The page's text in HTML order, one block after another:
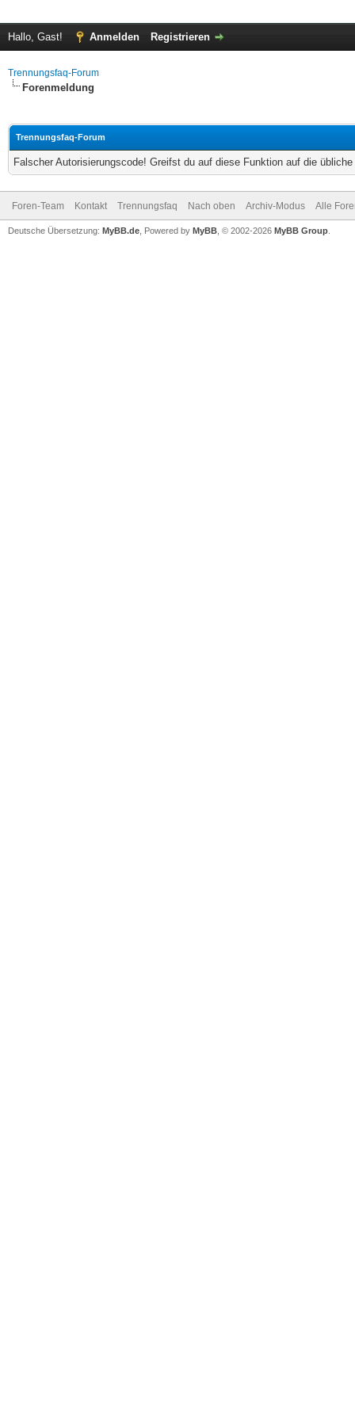
Hallo, Gast! Anmelden Registrieren
Trennungsfaq-Forum
Forenmeldung
Trennungsfaq-Forum
Falscher Autorisierungscode! Greifst du auf diese Funktion auf die
Foren-Team Kontakt Trennungsfaq Nach oben Archiv-Modus Alle
Deutsche Übersetzung: MyBB.de , Powered by MyBB , © 2002-2026 MyBB Group